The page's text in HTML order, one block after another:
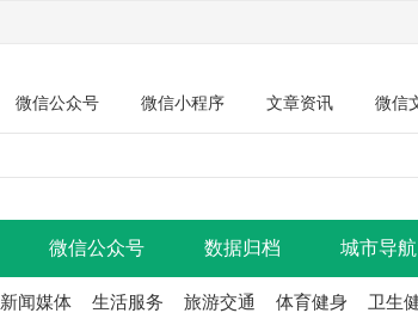
微信公众号 微信小程序 文章资讯 微信
微信公众号 数据归档 城市导航
新闻媒体 生活服务 旅游交通 体育健身 卫生